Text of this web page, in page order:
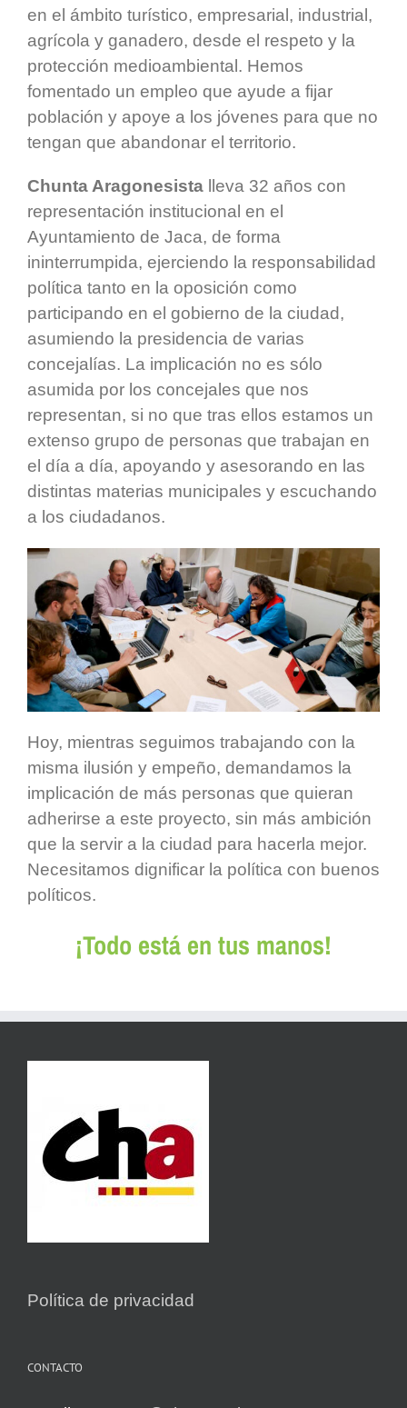
en el ámbito turístico, empresarial, industrial,
agrícola y ganadero, desde el respeto y la
protección medioambiental. Hemos
fomentado un empleo que ayude a fijar
población y apoye a los jóvenes para que no
tengan que abandonar el territorio.
Chunta Aragonesista lleva 32 años con
representación institucional en el
Ayuntamiento de Jaca, de forma
ininterrumpida, ejerciendo la responsabilidad
política tanto en la oposición como
participando en el gobierno de la ciudad,
asumiendo la presidencia de varias
concejalías. La implicación no es sólo
asumida por los concejales que nos
representan, si no que tras ellos estamos un
extenso grupo de personas que trabajan en
el día a día, apoyando y asesorando en las
distintas materias municipales y escuchando
a los ciudadanos.
Hoy, mientras seguimos trabajando con la
misma ilusión y empeño, demandamos la
implicación de más personas que quieran
adherirse a este proyecto, sin más ambición
que la servir a la ciudad para hacerla mejor.
Necesitamos dignificar la política con buenos
políticos.
¡Todo está en tus manos!
Política de privacidad
CONTACTO